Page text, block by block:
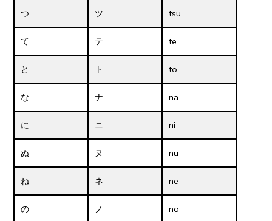
つ ツ tsu
て テ te
と ト to
な ナ na
に ニ ni
ぬ ヌ nu
ね ネ ne
の ノ no